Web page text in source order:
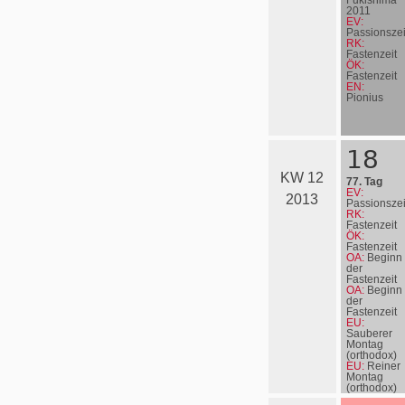
2011
EV:
RK:
Fastenzeit
ÖK:
Fastenzeit
EN:
Pionius
KW 12
2013
18
77. Tag
EV:
RK:
Fastenzeit
ÖK:
Fastenzeit
OA: Beginn
der
Fastenzeit
OA: Beginn
der
Fastenzeit
EU:
Sauberer
Montag
(orthodox)
EU: Reiner
Montag
(orthodox)
EN:Kyrill